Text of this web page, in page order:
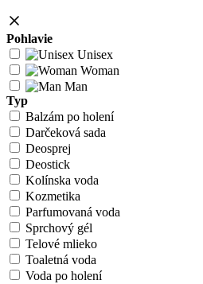
Pohlavie
Unisex
Woman
Man
Typ
Balzám po holení
Darčeková sada
Deosprej
Deostick
Kolínska voda
Kozmetika
Parfumovaná voda
Sprchový gél
Telové mlieko
Toaletná voda
Voda po holení